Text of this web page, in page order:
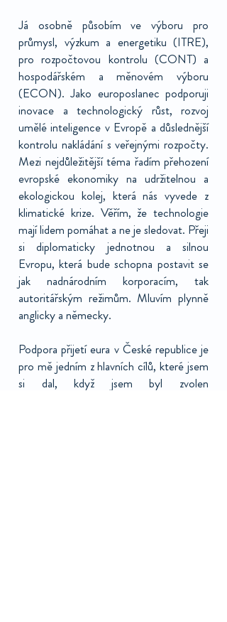
Já osobně působím ve výboru pro
průmysl, výzkum a energetiku (ITRE),
pro rozpočtovou kontrolu (CONT) a
hospodářském a měnovém výboru
(ECON). Jako europoslanec podporuji
inovace a technologický růst, rozvoj
umělé inteligence v Evropě a důslednější
kontrolu nakládání s veřejnými rozpočty.
Mezi nejdůležitější téma řadím přehození
evropské ekonomiky na udržitelnou a
ekologickou kolej, která nás vyvede z
klimatické krize. Věřím, že technologie
mají lidem pomáhat a ne je sledovat. Přeji
si diplomaticky jednotnou a silnou
Evropu, která bude schopna postavit se
jak nadnárodním korporacím, tak
autoritářským režimům. Mluvím plynně
anglicky a německy.
Podpora přijetí eura v České republice je
pro mě jedním z hlavních cílů, které jsem
si dal, když jsem byl zvolen